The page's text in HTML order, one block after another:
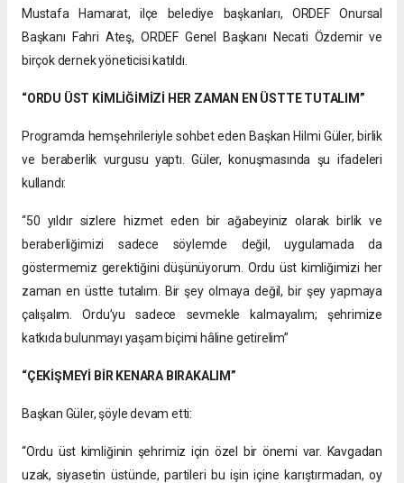
Mustafa Hamarat, ilçe belediye başkanları, ORDEF Onursal
Başkanı Fahri Ateş, ORDEF Genel Başkanı Necati Özdemir ve
birçok dernek yöneticisi katıldı.
“ORDU ÜST KİMLİĞİMİZİ HER ZAMAN EN ÜSTTE TUTALIM”
Programda hemşehrileriyle sohbet eden Başkan Hilmi Güler, birlik
ve beraberlik vurgusu yaptı. Güler, konuşmasında şu ifadeleri
kullandı:
“50 yıldır sizlere hizmet eden bir ağabeyiniz olarak birlik ve
beraberliğimizi sadece söylemde değil, uygulamada da
göstermemiz gerektiğini düşünüyorum. Ordu üst kimliğimizi her
zaman en üstte tutalım. Bir şey olmaya değil, bir şey yapmaya
çalışalım. Ordu’yu sadece sevmekle kalmayalım; şehrimize
katkıda bulunmayı yaşam biçimi hâline getirelim”
“ÇEKİŞMEYİ BİR KENARA BIRAKALIM”
Başkan Güler, şöyle devam etti:
“Ordu üst kimliğinin şehrimiz için özel bir önemi var. Kavgadan
uzak, siyasetin üstünde, partileri bu işin içine karıştırmadan, oy